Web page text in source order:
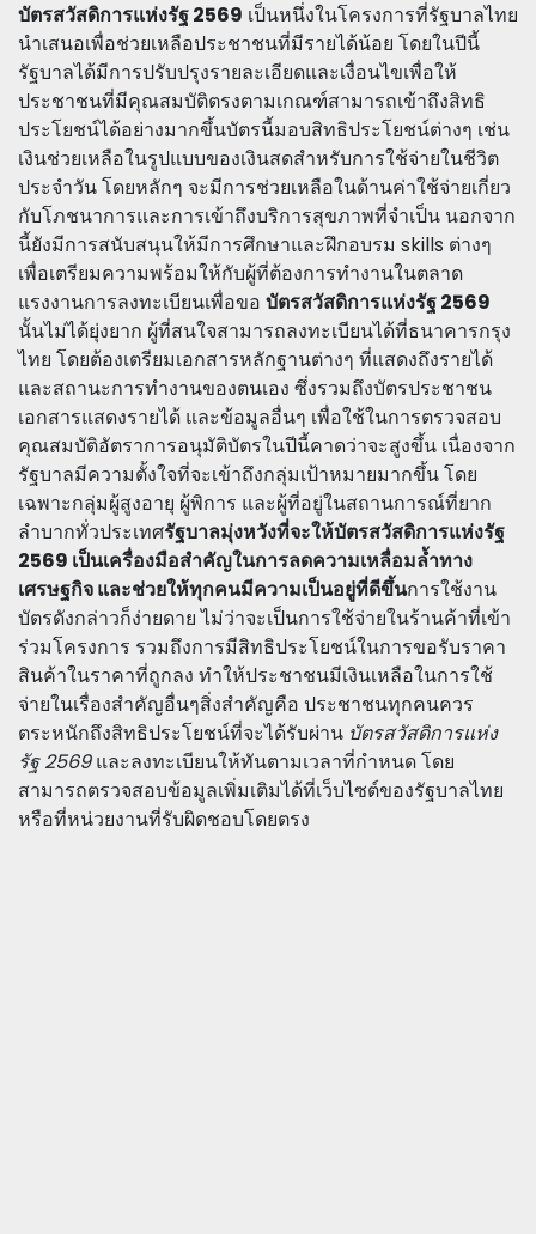
บัตรสวัสดิการแห่งรัฐ 2569 เป็นหนึ่งในโครงการที่รัฐบาลไทย
นำเสนอเพื่อช่วยเหลือประชาชนที่มีรายได้น้อย โดยในปีนี้
รัฐบาลได้มีการปรับปรุงรายละเอียดและเงื่อนไขเพื่อให้
ประชาชนที่มีคุณสมบัติตรงตามเกณฑ์สามารถเข้าถึงสิทธิ
ประโยชน์ได้อย่างมากขึ้นบัตรนี้มอบสิทธิประโยชน์ต่างๆ เช่น
เงินช่วยเหลือในรูปแบบของเงินสดสำหรับการใช้จ่ายในชีวิต
ประจำวัน โดยหลักๆ จะมีการช่วยเหลือในด้านค่าใช้จ่ายเกี่ยว
กับโภชนาการและการเข้าถึงบริการสุขภาพที่จำเป็น นอกจาก
นี้ยังมีการสนับสนุนให้มีการศึกษาและฝึกอบรม skills ต่างๆ
เพื่อเตรียมความพร้อมให้กับผู้ที่ต้องการทำงานในตลาด
แรงงานการลงทะเบียนเพื่อขอ บัตรสวัสดิการแห่งรัฐ 2569
นั้นไม่ได้ยุ่งยาก ผู้ที่สนใจสามารถลงทะเบียนได้ที่ธนาคารกรุง
ไทย โดยต้องเตรียมเอกสารหลักฐานต่างๆ ที่แสดงถึงรายได้
และสถานะการทำงานของตนเอง ซึ่งรวมถึงบัตรประชาชน
เอกสารแสดงรายได้ และข้อมูลอื่นๆ เพื่อใช้ในการตรวจสอบ
คุณสมบัติอัตราการอนุมัติบัตรในปีนี้คาดว่าจะสูงขึ้น เนื่องจาก
รัฐบาลมีความตั้งใจที่จะเข้าถึงกลุ่มเป้าหมายมากขึ้น โดย
เฉพาะกลุ่มผู้สูงอายุ ผู้พิการ และผู้ที่อยู่ในสถานการณ์ที่ยาก
ลำบากทั่วประเทศรัฐบาลมุ่งหวังที่จะให้บัตรสวัสดิการแห่งรัฐ
2569 เป็นเครื่องมือสำคัญในการลดความเหลื่อมล้ำทาง
เศรษฐกิจ และช่วยให้ทุกคนมีความเป็นอยู่ที่ดีขึ้นการใช้งาน
บัตรดังกล่าวก็ง่ายดาย ไม่ว่าจะเป็นการใช้จ่ายในร้านค้าที่เข้า
ร่วมโครงการ รวมถึงการมีสิทธิประโยชน์ในการขอรับราคา
สินค้าในราคาที่ถูกลง ทำให้ประชาชนมีเงินเหลือในการใช้
จ่ายในเรื่องสำคัญอื่นๆสิ่งสำคัญคือ ประชาชนทุกคนควร
ตระหนักถึงสิทธิประโยชน์ที่จะได้รับผ่าน บัตรสวัสดิการแห่ง
รัฐ 2569และลงทะเบียนให้ทันตามเวลาที่กำหนด โดย
สามารถตรวจสอบข้อมูลเพิ่มเติมได้ที่เว็บไซต์ของรัฐบาลไทย
หรือที่หน่วยงานที่รับผิดชอบโดยตรง